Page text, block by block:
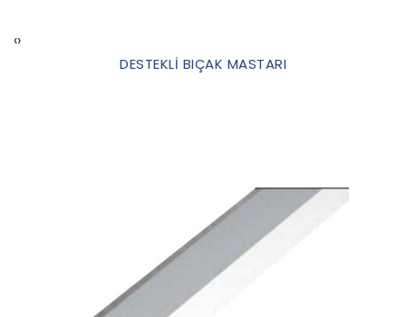
‹›
DESTEKLİ BIÇAK MASTARI